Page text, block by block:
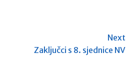
Next
Zaključci s 8. sjednice NV